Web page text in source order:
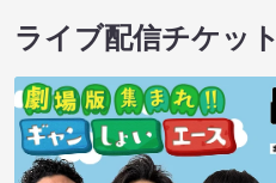
ライブ配信チケット